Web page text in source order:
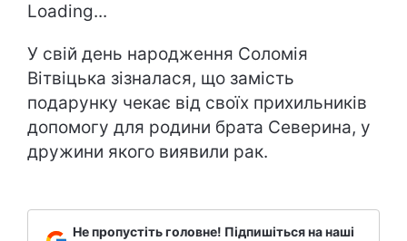
Loading...
У свій день народження Соломія
Вітвіцька зізналася, що замість
подарунку чекає від своїх прихильників
допомогу для родини брата Северина, у
дружини якого виявили рак.
Не пропустіть головне! Підпишіться на наші